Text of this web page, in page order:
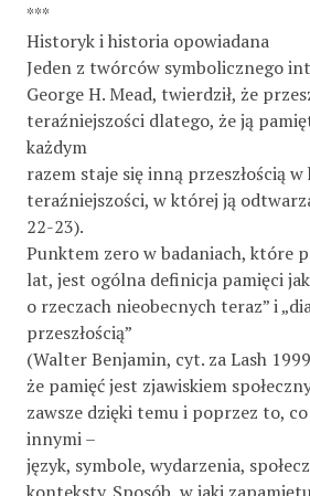
***
Historyk i historia opowiadana
Jeden z twórców symbolicznego
George H. Mead, twierdził, że
teraźniejszości dlatego, że ją
każdym
razem staje się inną przeszłością w
teraźniejszości, w której ją
22-23).
Punktem zero w badaniach, które
lat, jest ogólna definicja pamięci
o rzeczach nieobecnych teraz” i
przeszłością”
(Walter Benjamin, cyt. za Lash
że pamięć jest zjawiskiem
zawsze dzięki temu i poprzez to,
innymi –
język, symbole, wydarzenia,